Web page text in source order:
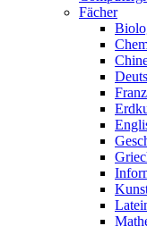
Fächer